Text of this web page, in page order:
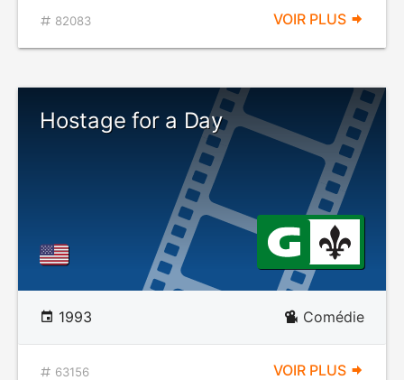
82083 VOIR PLUS
Hostage for a Day
1993 Comédie
63156 VOIR PLUS